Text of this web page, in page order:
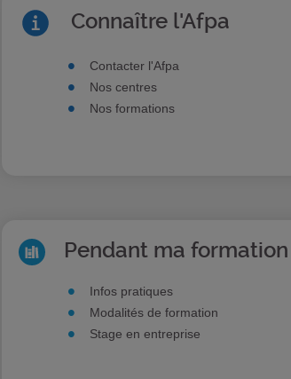
Connaître l'Afpa
Contacter l'Afpa
Nos centres
Nos formations
Pendant ma formation
Infos pratiques
Modalités de formation
Stage en entreprise